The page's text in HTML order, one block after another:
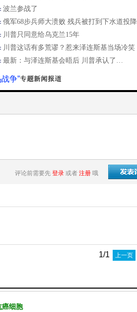
波兰参战了
俄军68步兵师大溃败 残兵被打到下水道投降
川普只同意给乌克兰15年
川普这话有多荒谬？惹来泽连斯基当场冷笑
最新：与泽连斯基会晤后 川普承认了…
争”
评论前需要先 登录 或者 注册 哦
1/1 上一页
癌细胞